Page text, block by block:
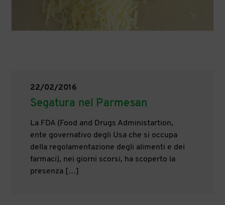
22/02/2016
Segatura nel Parmesan
La FDA (Food and Drugs Administartion,
ente governativo degli Usa che si occupa
della regolamentazione degli alimenti e dei
farmaci), nei giorni scorsi, ha scoperto la
presenza […]